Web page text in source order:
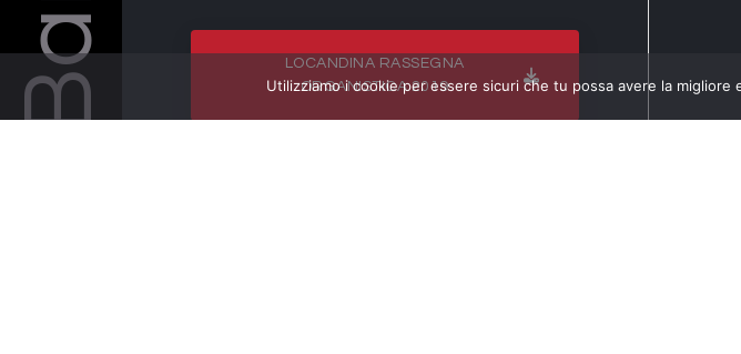
LOCANDINA RASSEGNA
ORGANISTICA 2019
Utilizziamo i cookie per essere sicuri che tu possa avere la migliore